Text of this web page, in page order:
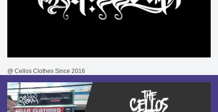
@ Cellos Clothes Since 2016